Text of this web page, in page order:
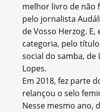
melhor livro de não
pelo jornalista
de Vosso Herzog. E,
categoria, pelo
social do samba, de
Lopes.
Em 2018, fez parte
relançou o selo
Nesse mesmo ano,